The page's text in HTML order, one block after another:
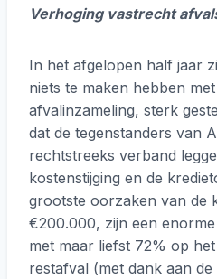
Verhoging vastrecht
In het afgelopen half jaar
niets te maken hebben
afvalinzameling, sterk
dat de tegenstanders van
rechtstreeks verband
kostenstijging en de
grootste oorzaken van de
€200.000, zijn een
met maar liefst 72% op
restafval (met dank aan